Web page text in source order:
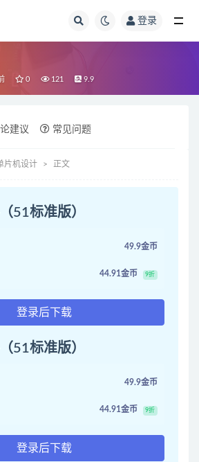
登录
0 121 9.9
建议 常见问题
片机设计 正文
51标准版）
49.9金币
44.91金币 9折
登录后下载
51标准版）
49.9金币
44.91金币 9折
登录后下载